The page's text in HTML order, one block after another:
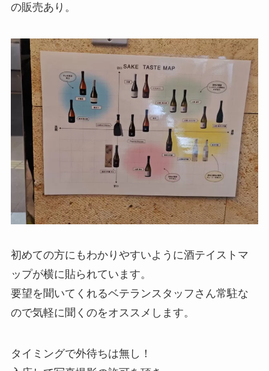
の販売あり。
初めての方にもわかりやすいように酒テイストマ
ップが横に貼られています。
要望を聞いてくれるベテランスタッフさん常駐な
ので気軽に聞くのをオススメします。
タイミングで外待ちは無し！